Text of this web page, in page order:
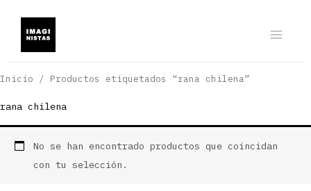
contenido
Inicio / Productos etiquetados “rana chilena”
rana chilena
No se han encontrado productos que coincidan
con tu selección.